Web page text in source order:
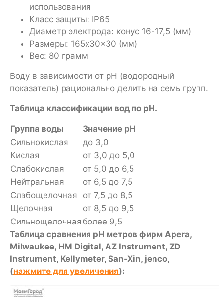
использования
Класс защиты: IP65
Диаметр электрода: конус 16-17,5 (мм)
Размеры: 165x30x30 (мм)
Вес: 80 грамм
Воду в зависимости от рН (водородный
показатель) рационально делить на семь групп.
Таблица классификации вод по рН.
Группа воды
Значение pH
Сильнокислая
до 3,0
Кислая
от 3,0 до 5,0
Слабокислая
от 5,0 до 6,5
Нейтральная
от 6,5 до 7,5
Слабощелочная
от 7,5 до 8,5
Щелочная
от 8,5 до 9,5
Сильнощелочная более 9,5
Таблица сравнения pH метров фирм Apera,
Milwaukee, HM Digital, AZ Instrument, ZD
Instrument, Kellymeter, San-Xin, jenco,
(нажмите для увеличения):